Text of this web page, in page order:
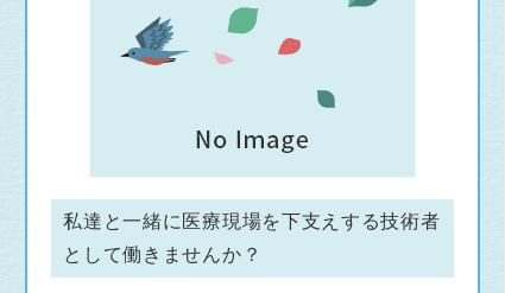
私達と一緒に医療現場を下支えする技術者
として働きませんか？